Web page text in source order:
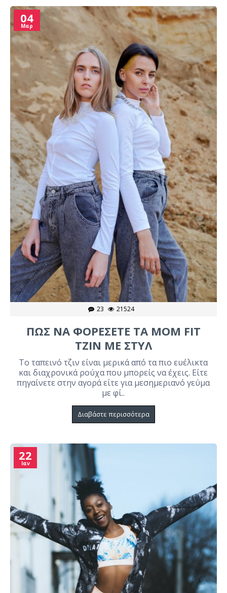
04
Μαρ
23 21524
ΠΩΣ ΝΑ ΦΟΡΕΣΕΤΕ ΤΑ MOM FIT
ΤΖΙΝ ΜΕ ΣΤΥΛ
Το ταπεινό τζιν είναι μερικά από τα πιο ευέλικτα
και διαχρονικά ρούχα που μπορείς να έχεις. Είτε
πηγαίνετε στην αγορά είτε για μεσημεριανό γεύμα
με φί..
Διαβάστε περισσότερα
22
Ιαν